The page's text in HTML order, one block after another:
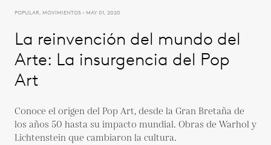
POPULAR, MOVIMIENTOS - MAY 01, 2020
La reinvención del mundo del
Arte: La insurgencia del Pop
Art
Conoce el origen del Pop Art, desde la Gran Bretaña de
los años 50 hasta su impacto mundial. Obras de Warhol y
Lichtenstein que cambiaron la cultura.